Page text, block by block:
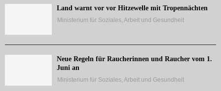
Land warnt vor vor Hitzewelle mit Tropennächten
Ministerium für Soziales, Arbeit und Gesundheit
Neue Regeln für Raucherinnen und Raucher vom 1.
Juni an
Ministerium für Soziales, Arbeit und Gesundheit